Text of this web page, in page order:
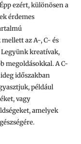
ezért, különösen a
érdemes
az A-, C- és
kreatívak,
megoldásokkal. A C-
időszakban
például
vagy
amelyek